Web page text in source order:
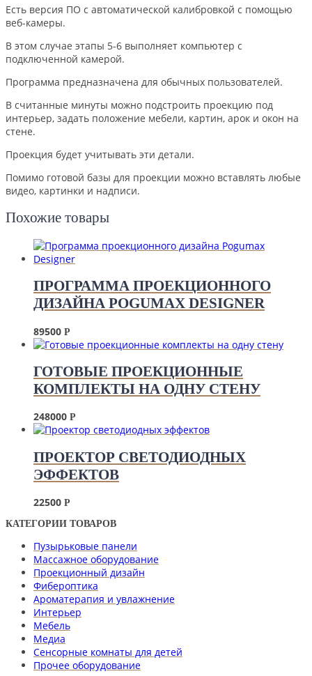
Есть версия ПО с автоматической калибровкой с помощью
веб-камеры.
В этом случае этапы 5-6 выполняет компьютер с
подключенной камерой.
Программа предназначена для обычных пользователей.
В считанные минуты можно подстроить проекцию под
интерьер, задать положение мебели, картин, арок и окон на
стене.
Проекция будет учитывать эти детали.
Помимо готовой базы для проекции можно вставлять любые
видео, картинки и надписи.
Похожие товары
ПРОГРАММА ПРОЕКЦИОННОГО
ДИЗАЙНА POGUMAX DESIGNER
89500 Р
ГОТОВЫЕ ПРОЕКЦИОННЫЕ
КОМПЛЕКТЫ НА ОДНУ СТЕНУ
248000 Р
ПРОЕКТОР СВЕТОДИОДНЫХ
ЭФФЕКТОВ
22500 Р
КАТЕГОРИИ ТОВАРОВ
Пузырьковые панели
Массажное оборудование
Проекционный дизайн
Фибероптика
Ароматерапия и увлажнение
Интерьер
Мебель
Медиа
Сенсорные комнаты для детей
Прочее оборудование